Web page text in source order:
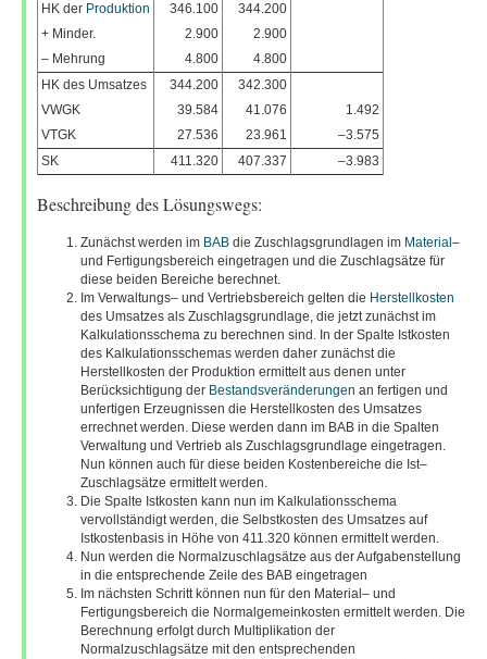
HK der Produktion 346.100
344.200
+ Minder.
2.900
2.900
– Mehrung
4.800
4.800
HK des Umsatzes
344.200
342.300
VWGK
39.584 41.076
1.492
VTGK
27.536 23.961
–3.575
SK
411.320 407.337 –3.983
Beschreibung des Lösungswegs:
Zunächst werden im BAB die Zuschlagsgrundlagen im Material –
und Fertigungsbereich eingetragen und die Zuschlagsätze für
diese beiden Bereiche berechnet.
Im Verwaltungs– und Vertriebsbereich gelten die Herstellkosten
des Umsatzes als Zuschlagsgrundlage, die jetzt zunächst im
Kalkulationsschema zu berechnen sind. In der Spalte Istkosten
des Kalkulationsschemas werden daher zunächst die
Herstellkosten der Produktion ermittelt aus denen unter
Berücksichtigung der Bestandsveränderungen an fertigen und
unfertigen Erzeugnissen die Herstellkosten des Umsatzes
errechnet werden. Diese werden dann im BAB in die Spalten
Verwaltung und Vertrieb als Zuschlagsgrundlage eingetragen.
Nun können auch für diese beiden Kostenbereiche die Ist–
Zuschlagsätze ermittelt werden.
Die Spalte Istkosten kann nun im Kalkulationsschema
vervollständigt werden, die Selbstkosten des Umsatzes auf
Istkostenbasis in Höhe von 411.320 können ermittelt werden.
Nun werden die Normalzuschlagsätze aus der Aufgabenstellung
in die entsprechende Zeile des BAB eingetragen
Im nächsten Schritt können nun für den Material– und
Fertigungsbereich die Normalgemeinkosten ermittelt werden. Die
Berechnung erfolgt durch Multiplikation der
Normalzuschlagsätze mit den entsprechenden